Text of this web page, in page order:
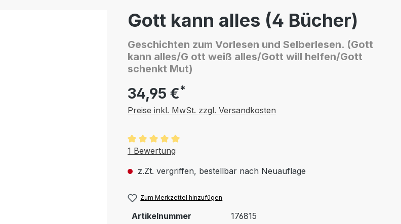
Gott kann alles (4 Bücher)
Geschichten zum Vorlesen und Selberlesen. (Gott
kann alles/G ott weiß alles/Gott will helfen/Gott
schenkt Mut)
34,95 €*
Preise inkl. MwSt. zzgl. Versandkosten
Durchschnittliche Bewertung von 5 von 5 Sternen
1 Bewertung
z.Zt. vergriffen, bestellbar nach Neuauflage
Zum Merkzettel hinzufügen
Artikelnummer 176815